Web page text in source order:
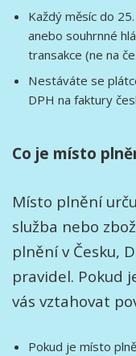
Každý měsíc do
anebo souhrnné
transakce (ne na
Nestáváte se
DPH na faktury
Co je místo
Místo plnění
služba nebo
plnění v Česku,
pravidel. Pokud
vás vztahovat
Pokud je místo